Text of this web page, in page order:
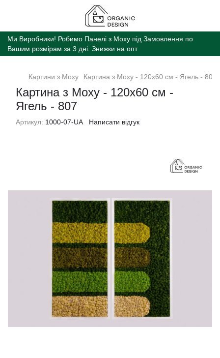
Ми Виробники! Робимо Панелі з Моху під Замовлення по
Вашим розмірам за 3 дні. Знижки на опт
Картини з Моху Картина з Моху - 120x60 см - Ягель - 807
Картина з Моху - 120x60 см -
Ягель - 807
Артикул: 1000-07-UA Написати відгук